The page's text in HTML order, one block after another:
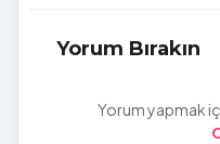
Yorum Bırakın
Yorum yapmak